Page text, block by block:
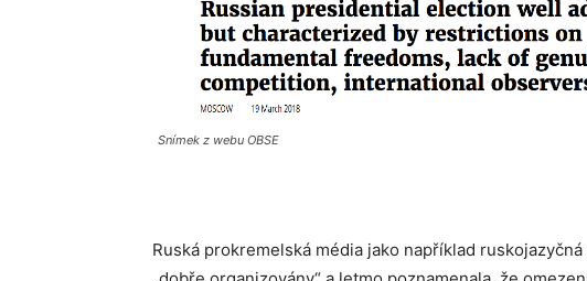
Snímek z webu OBSE
Ruská prokremelská média jako například ruskojazyčná